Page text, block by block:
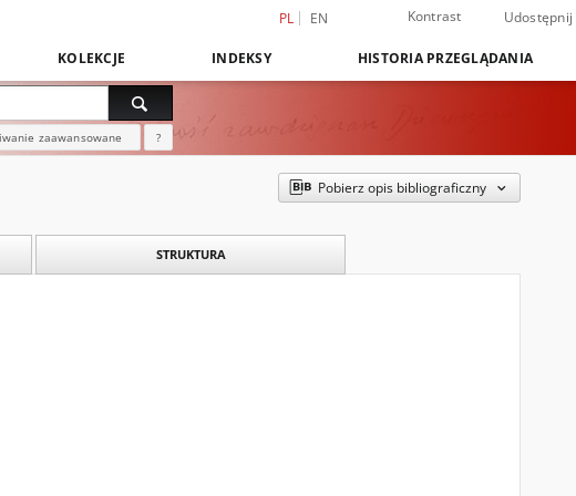
PL EN Kontrast Udostępnij
KOLEKCJE INDEKSY HISTORIA PRZEGLĄDANIA
zaawansowane ?
Pobierz opis bibliograficzny
STRUKTURA